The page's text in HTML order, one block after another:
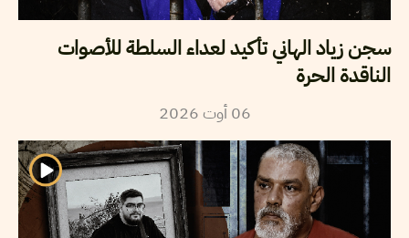
سجن زياد الهاني تأكيد لعداء السلطة للأصوات
الناقدة الحرة
06 أوت2026